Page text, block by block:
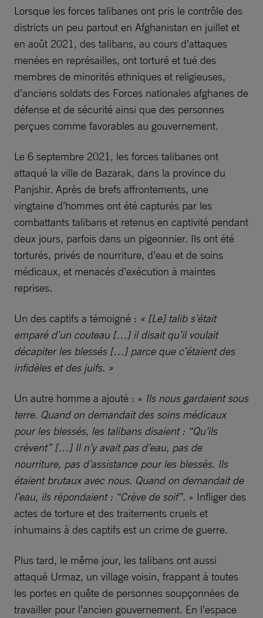
Lorsque les forces talibanes ont pris le contrôle des
districts un peu partout en Afghanistan en juillet et
en août 2021, des talibans, au cours d’attaques
menées en représailles, ont torturé et tué des
membres de minorités ethniques et religieuses,
d’anciens soldats des Forces nationales afghanes de
défense et de sécurité ainsi que des personnes
perçues comme favorables au gouvernement.
Le 6 septembre 2021, les forces talibanes ont
attaqué la ville de Bazarak, dans la province du
Panjshir. Après de brefs affrontements, une
vingtaine d’hommes ont été capturés par les
combattants talibans et retenus en captivité pendant
deux jours, parfois dans un pigeonnier. Ils ont été
torturés, privés de nourriture, d’eau et de soins
médicaux, et menacés d’exécution à maintes
reprises.
Un des captifs a témoigné : « [Le] talib s’était
emparé d’un couteau […] il disait qu’il voulait
décapiter les blessés […] parce que c’étaient des
infidèles et des juifs. »
Un autre homme a ajouté : « Ils nous gardaient sous
terre. Quand on demandait des soins médicaux
pour les blessés, les talibans disaient : “Qu’ils
crèvent” […] Il n’y avait pas d’eau, pas de
nourriture, pas d’assistance pour les blessés. Ils
étaient brutaux avec nous. Quand on demandait de
l’eau, ils répondaient : “Crève de soif”. » Infliger des
actes de torture et des traitements cruels et
inhumains à des captifs est un crime de guerre.
Plus tard, le même jour, les talibans ont aussi
attaqué Urmaz, un village voisin, frappant à toutes
les portes en quête de personnes soupçonnées de
travailler pour l’ancien gouvernement. En l’espace